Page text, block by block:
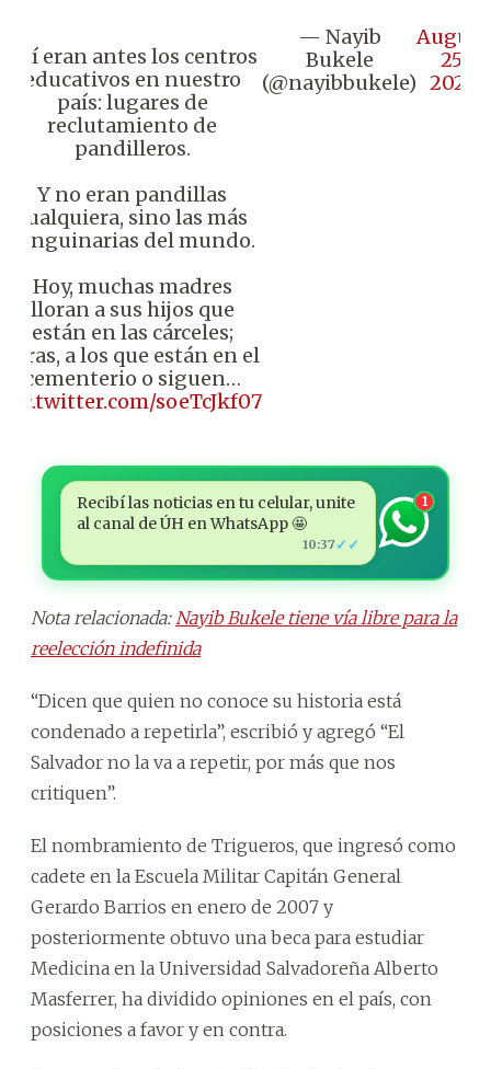
Así eran antes los centros
educativos en nuestro
país: lugares de
reclutamiento de
pandilleros.
Y no eran pandillas
cualquiera, sino las más
sanguinarias del mundo.
Hoy, muchas madres
lloran a sus hijos que
están en las cárceles;
otras, a los que están en el
cementerio o siguen…
pic.twitter.com/soeTcJkf07
— Nayib
Bukele
(@nayibbukele)
August
25,
2025
Recibí las noticias en tu celular, unite
al canal de ÚH en WhatsApp 🤩
10:37 ✓✓
1
Nota relacionada: Nayib Bukele tiene vía libre para la
reelección indefinida
“Dicen que quien no conoce su historia está
condenado a repetirla”, escribió y agregó “El
Salvador no la va a repetir, por más que nos
critiquen”.
El nombramiento de Trigueros, que ingresó como
cadete en la Escuela Militar Capitán General
Gerardo Barrios en enero de 2007 y
posteriormente obtuvo una beca para estudiar
Medicina en la Universidad Salvadoreña Alberto
Masferrer, ha dividido opiniones en el país, con
posiciones a favor y en contra.